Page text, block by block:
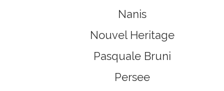
Nanis
Nouvel Heritage
Pasquale Bruni
Persee